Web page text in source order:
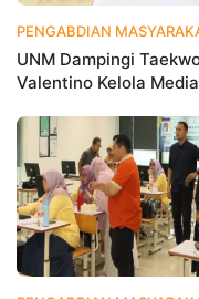
PENGABDIAN
UNM Dampingi
Valentino Kelola Media
Branding Digital